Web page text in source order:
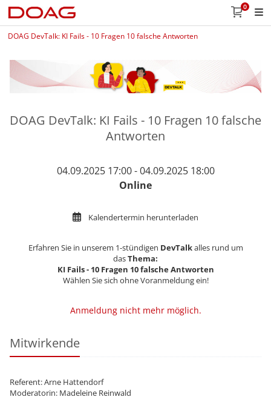
0
DOAG DevTalk: KI Fails - 10 Fragen 10 falsche Antworten
DOAG DevTalk: KI Fails - 10 Fragen 10 falsche
Antworten
04.09.2025 17:00 - 04.09.2025 18:00
Online
Kalendertermin herunterladen
Erfahren Sie in unserem 1-stündigen DevTalkalles rund um
dasThema:
KI Fails - 10 Fragen 10 falsche Antworten
Wählen Sie sich ohne Voranmeldung ein!
Anmeldung nicht mehr möglich.
Mitwirkende
Referent: Arne Hattendorf
Moderatorin: Madeleine Reinwald